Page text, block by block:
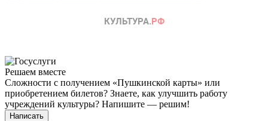
Решаем вместе
Сложности с получением «Пушкинской карты» или
приобретением билетов? Знаете, как улучшить работу
учреждений культуры? Напишите — решим!
Написать